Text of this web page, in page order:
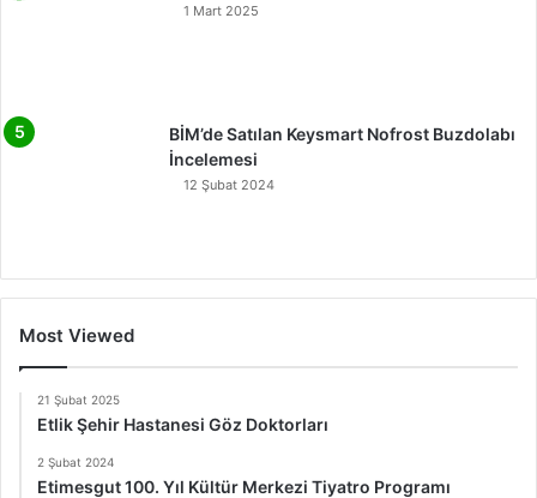
1 Mart 2025
BİM’de Satılan Keysmart Nofrost Buzdolabı
İncelemesi
12 Şubat 2024
Most Viewed
21 Şubat 2025
Etlik Şehir Hastanesi Göz Doktorları
2 Şubat 2024
Etimesgut 100. Yıl Kültür Merkezi Tiyatro Programı